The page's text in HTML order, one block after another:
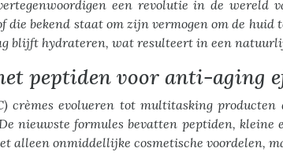
een revolutie in de wereld
die bekend staat om zijn vermogen om de
blijft hydrateren, wat resulteert in een
peptiden voor anti-aging
crèmes evolueren tot multitasking
nieuwste formules bevatten peptiden,
alleen onmiddellijke cosmetische voordelen,